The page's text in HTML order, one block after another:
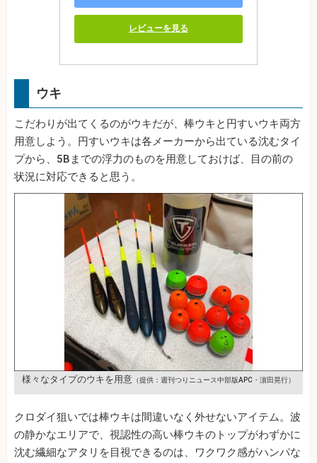
レビューを見る
ウキ
こだわりが出てくるのがウキだが、棒ウキと円すいウキ両方
用意しよう。円すいウキは各メーカーから出ている沈むタイ
プから、5Bまでの浮力のものを用意しておけば、目の前の
状況に対応できると思う。
様々なタイプのウキを用意 （提供：週刊つりニュース中部版APC・濵田晃行）
クロダイ狙いでは棒ウキは間違いなく外せないアイテム。波
の静かなエリアで、視認性の高い棒ウキのトップがわずかに
沈む繊細なアタリを目視できるのは、ワクワク感がハンパな